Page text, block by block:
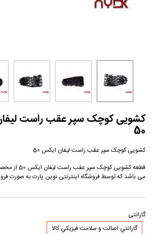
کشویی کوچک سپر عقب راست
50
کشویی کوچک سپر عقب راست لیفان ایکس 50
می باشد که توسط فروشگاه اینترنتی نوین پارت به صورت
گارانتی
گارانتي اصالت و سلامت فيزيکي کالا